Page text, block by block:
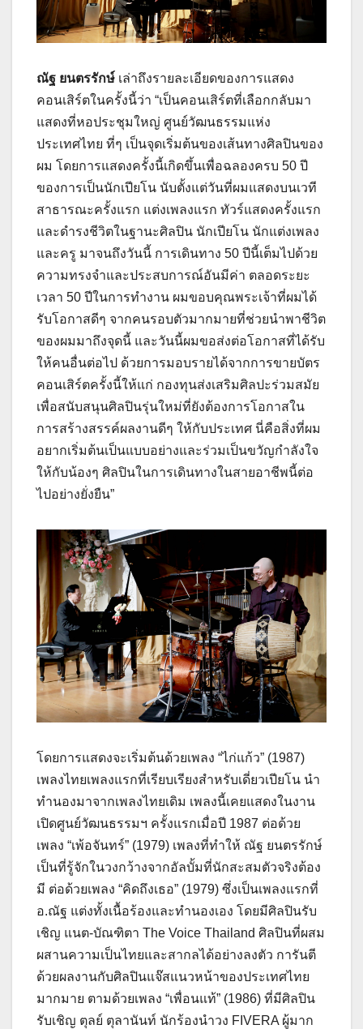
ณัฐ ยนตรรักษ์ เล่าถึงรายละเอียดของการแสดง
คอนเสิร์ตในครั้งนี้ว่า “เป็นคอนเสิร์ตที่เลือกกลับมา
แสดงที่หอประชุมใหญ่ ศูนย์วัฒนธรรมแห่ง
ประเทศไทย ที่ๆ เป็นจุดเริ่มต้นของเส้นทางศิลปินของ
ผม โดยการแสดงครั้งนี้เกิดขึ้นเพื่อฉลองครบ 50 ปี
ของการเป็นนักเปียโน นับตั้งแต่วันที่ผมแสดงบนเวที
สาธารณะครั้งแรก แต่งเพลงแรก ทัวร์แสดงครั้งแรก
และดำรงชีวิตในฐานะศิลปิน นักเปียโน นักแต่งเพลง
และครู มาจนถึงวันนี้ การเดินทาง 50 ปีนี้เต็มไปด้วย
ความทรงจำและประสบการณ์อันมีค่า ตลอดระยะ
เวลา 50 ปีในการทำงาน ผมขอบคุณพระเจ้าที่ผมได้
รับโอกาสดีๆ จากคนรอบตัวมากมายที่ช่วยนำพาชีวิต
ของผมมาถึงจุดนี้ และวันนี้ผมขอส่งต่อโอกาสที่ได้รับ
ให้คนอื่นต่อไป ด้วยการมอบรายได้จากการขายบัตร
คอนเสิร์ตครั้งนี้ให้แก่ กองทุนส่งเสริมศิลปะร่วมสมัย
เพื่อสนับสนุนศิลปินรุ่นใหม่ที่ยังต้องการโอกาสใน
การสร้างสรรค์ผลงานดีๆ ให้กับประเทศ นี่คือสิ่งที่ผม
อยากเริ่มต้นเป็นแบบอย่างและร่วมเป็นขวัญกำลังใจ
ให้กับน้องๆ ศิลปินในการเดินทางในสายอาชีพนี้ต่อ
ไปอย่างยั่งยืน”
โดยการแสดงจะเริ่มต้นด้วยเพลง “ไก่แก้ว” (1987)
เพลงไทยเพลงแรกที่เรียบเรียงสำหรับเดี่ยวเปียโน นำ
ทำนองมาจากเพลงไทยเดิม เพลงนี้เคยแสดงในงาน
เปิดศูนย์วัฒนธรรมฯ ครั้งแรกเมื่อปี 1987 ต่อด้วย
เพลง “เพ้อจันทร์” (1979) เพลงที่ทำให้ ณัฐ ยนตรรักษ์
เป็นที่รู้จักในวงกว้างจากอัลบั้มที่นักสะสมตัวจริงต้อง
มี ต่อด้วยเพลง “คิดถึงเธอ” (1979) ซึ่งเป็นเพลงแรกที่
อ.ณัฐ แต่งทั้งเนื้อร้องและทำนองเอง โดยมีศิลปินรับ
เชิญ แนต-บัณฑิตา The Voice Thailand ศิลปินที่ผสม
ผสานความเป็นไทยและสากลได้อย่างลงตัว การันตี
ด้วยผลงานกับศิลปินแจ๊สแนวหน้าของประเทศไทย
มากมาย ตามด้วยเพลง “เพื่อนแท้” (1986) ที่มีศิลปิน
รับเชิญ ตุลย์ ตุลานันท์ นักร้องนำวง FIVERA ผู้มาก